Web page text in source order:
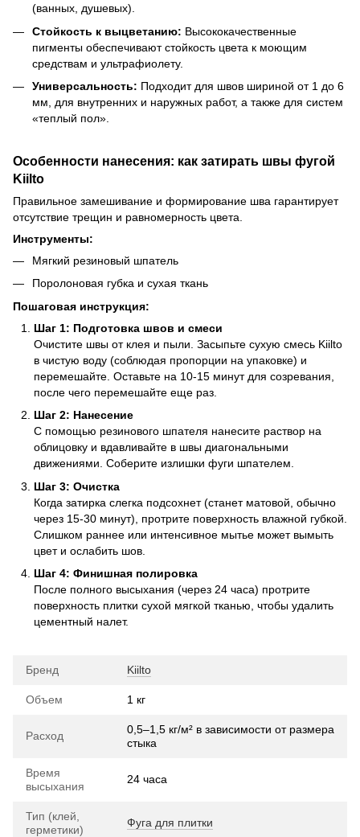
(ванных, душевых).
Стойкость к выцветанию: Высококачественные
пигменты обеспечивают стойкость цвета к моющим
средствам и ультрафиолету.
Универсальность: Подходит для швов шириной от 1 до 6
мм, для внутренних и наружных работ, а также для систем
«теплый пол».
Особенности нанесения: как затирать швы фугой
Kiilto
Правильное замешивание и формирование шва гарантирует
отсутствие трещин и равномерность цвета.
Инструменты:
Мягкий резиновый шпатель
Поролоновая губка и сухая ткань
Пошаговая инструкция:
Шаг 1: Подготовка швов и смеси
Очистите швы от клея и пыли. Засыпьте сухую смесь Kiilto
в чистую воду (соблюдая пропорции на упаковке) и
перемешайте. Оставьте на 10-15 минут для созревания,
после чего перемешайте еще раз.
Шаг 2: Нанесение
С помощью резинового шпателя нанесите раствор на
облицовку и вдавливайте в швы диагональными
движениями. Соберите излишки фуги шпателем.
Шаг 3: Очистка
Когда затирка слегка подсохнет (станет матовой, обычно
через 15-30 минут), протрите поверхность влажной губкой.
Слишком раннее или интенсивное мытье может вымыть
цвет и ослабить шов.
Шаг 4: Финишная полировка
После полного высыхания (через 24 часа) протрите
поверхность плитки сухой мягкой тканью, чтобы удалить
цементный налет.
Бренд Kiilto
Объем 1 кг
Расход
0,5–1,5 кг/м² в зависимости от размера
стыка
Время
высыхания
24 часа
Тип (клей,
герметики)
Фуга для плитки